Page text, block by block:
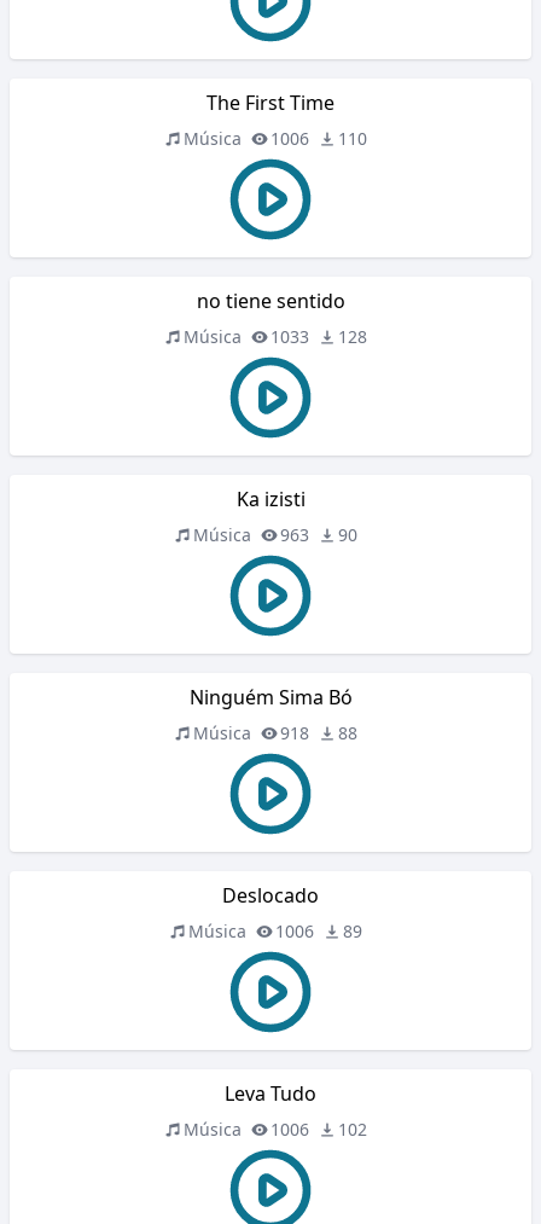
The First Time
Música 1006 110
no tiene sentido
Música 1033 128
Ka izisti
Música 963 90
Ninguém Sima Bó
Música 918 88
Deslocado
Música 1006 89
Leva Tudo
Música 1006 102